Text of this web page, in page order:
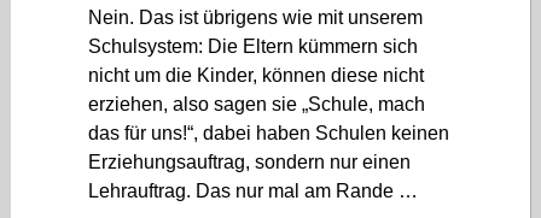
Nein. Das ist übrigens wie mit unserem
Schulsystem: Die Eltern kümmern sich
nicht um die Kinder, können diese nicht
erziehen, also sagen sie „Schule, mach
das für uns!“, dabei haben Schulen keinen
Erziehungsauftrag, sondern nur einen
Lehrauftrag. Das nur mal am Rande …